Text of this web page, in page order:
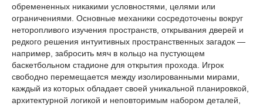
обремененных никакими условностями, целями или
ограничениями. Основные механики сосредоточены вокруг
неторопливого изучения пространств, открывания дверей и
редкого решения интуитивных пространственных загадок —
например, забросить мяч в кольцо на пустующем
баскетбольном стадионе для открытия прохода. Игрок
свободно перемещается между изолированными мирами,
каждый из которых обладает своей уникальной планировкой,
архитектурной логикой и неповторимым набором деталей,